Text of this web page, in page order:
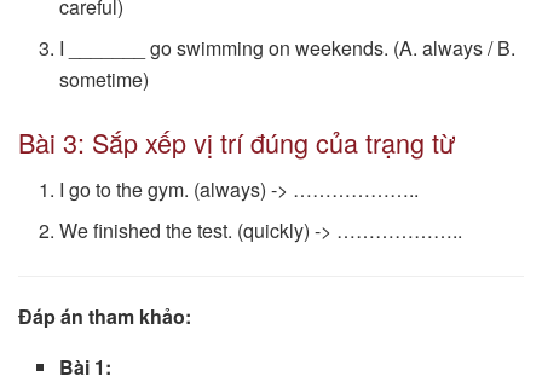
careful)
I _______ go swimming on weekends. (A. always / B.
sometime)
Bài 3: Sắp xếp vị trí đúng của trạng từ
I go to the gym. (always) -> ………………..
We finished the test. (quickly) -> ………………..
Đáp án tham khảo:
Bài 1: